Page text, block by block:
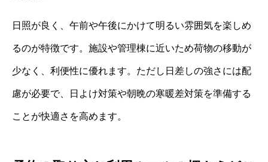
日照が良く、午前や午後にかけて明るい雰囲気を楽しめ
るのが特徴です。施設や管理棟に近いため荷物の移動が
少なく、利便性に優れます。ただし日差しの強さには配
慮が必要で、日よけ対策や朝晩の寒暖差対策を準備する
ことが快適さを高めます。